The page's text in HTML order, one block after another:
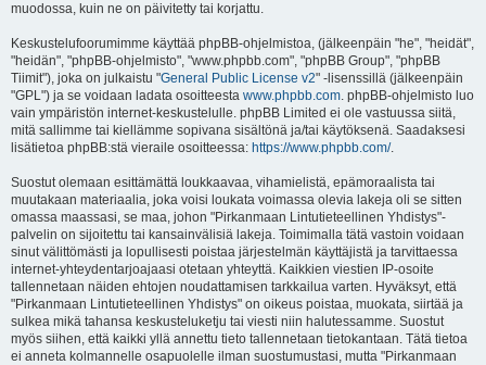
muodossa, kuin ne on päivitetty tai korjattu.
Keskustelufoorumimme käyttää phpBB-ohjelmistoa, (jälkeenpäin "he", "heidät",
"heidän", "phpBB-ohjelmisto", "www.phpbb.com", "phpBB Group", "phpBB
Tiimit"), joka on julkaistu "General Public License v2" -lisenssillä (jälkeenpäin
"GPL") ja se voidaan ladata osoitteesta www.phpbb.com. phpBB-ohjelmisto luo
vain ympäristön internet-keskustelulle. phpBB Limited ei ole vastuussa siitä,
mitä sallimme tai kiellämme sopivana sisältönä ja/tai käytöksenä. Saadaksesi
lisätietoa phpBB:stä vieraile osoitteessa: https://www.phpbb.com/.
Suostut olemaan esittämättä loukkaavaa, vihamielistä, epämoraalista tai
muutakaan materiaalia, joka voisi loukata voimassa olevia lakeja oli se sitten
omassa maassasi, se maa, johon "Pirkanmaan Lintutieteellinen Yhdistys"-
palvelin on sijoitettu tai kansainvälisiä lakeja. Toimimalla tätä vastoin voidaan
sinut välittömästi ja lopullisesti poistaa järjestelmän käyttäjistä ja tarvittaessa
internet-yhteydentarjoajaasi otetaan yhteyttä. Kaikkien viestien IP-osoite
tallennetaan näiden ehtojen noudattamisen tarkkailua varten. Hyväksyt, että
"Pirkanmaan Lintutieteellinen Yhdistys" on oikeus poistaa, muokata, siirtää ja
sulkea mikä tahansa keskusteluketju tai viesti niin halutessamme. Suostut
myös siihen, että kaikki yllä annettu tieto tallennetaan tietokantaan. Tätä tietoa
ei anneta kolmannelle osapuolelle ilman suostumustasi, mutta "Pirkanmaan